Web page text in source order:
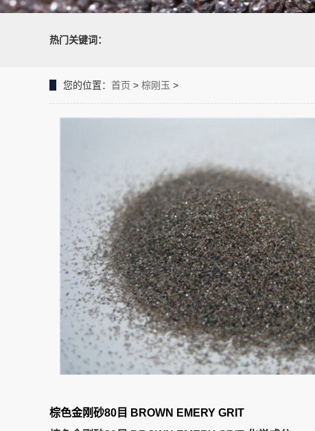
热门关键词：
您的位置： 首页 > 棕刚玉 >
棕色金刚砂80目 BROWN EMERY GRIT